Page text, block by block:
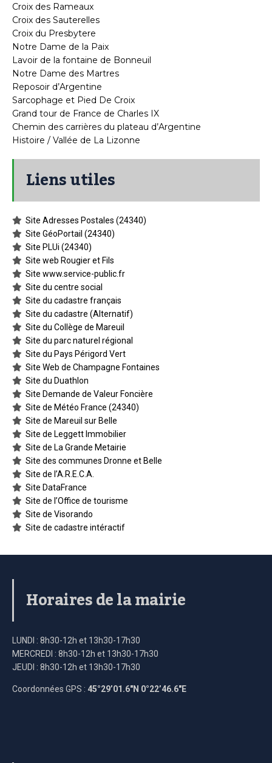
Croix des Rameaux
Croix des Sauterelles
Croix du Presbytere
Notre Dame de la Paix
Lavoir de la fontaine de Bonneuil
Notre Dame des Martres
Reposoir d’Argentine
Sarcophage et Pied De Croix
Grand tour de France de Charles IX
Chemin des carrières du plateau d’Argentine
Histoire / Vallée de La Lizonne
Liens utiles
Site Adresses Postales (24340)
Site GéoPortail (24340)
Site PLUi (24340)
Site web Rougier et Fils
Site www.service-public.fr
Site du centre social
Site du cadastre français
Site du cadastre (Alternatif)
Site du Collège de Mareuil
Site du parc naturel régional
Site du Pays Périgord Vert
Site Web de Champagne Fontaines
Site du Duathlon
Site Demande de Valeur Foncière
Site de Météo France (24340)
Site de Mareuil sur Belle
Site de Leggett Immobilier
Site de La Grande Metairie
Site des communes Dronne et Belle
Site de l’A.R.E.C.A.
Site DataFrance
Site de l’Office de tourisme
Site de Visorando
Site de cadastre intéractif
Horaires de la mairie
LUNDI : 8h30-12h et 13h30-17h30
MERCREDI : 8h30-12h et 13h30-17h30
JEUDI : 8h30-12h et 13h30-17h30
Coordonnées GPS : 45°29’01.6″N 0°22’46.6″E